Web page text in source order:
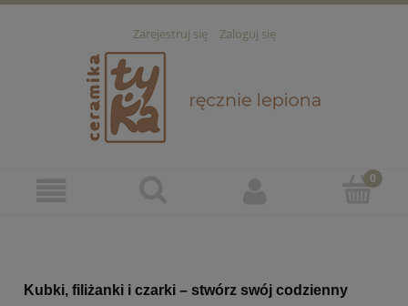
Zarejestruj się Zaloguj się
Kubki, filiżanki i czarki – stwórz swój codzienny